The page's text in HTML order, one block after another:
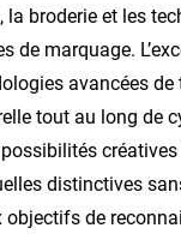
broderie et les
de marquage.
avancées de
tout au long de
distinctives
de